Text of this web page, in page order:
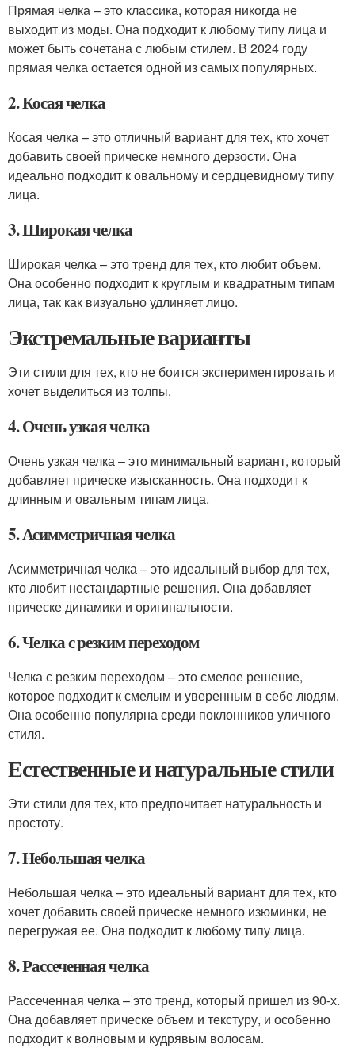
Прямая челка – это классика, которая никогда не
выходит из моды. Она подходит к любому типу лица и
может быть сочетана с любым стилем. В 2024 году
прямая челка остается одной из самых популярных.
2. Косая челка
Косая челка – это отличный вариант для тех, кто хочет
добавить своей прическе немного дерзости. Она
идеально подходит к овальному и сердцевидному типу
лица.
3. Широкая челка
Широкая челка – это тренд для тех, кто любит объем.
Она особенно подходит к круглым и квадратным типам
лица, так как визуально удлиняет лицо.
Экстремальные варианты
Эти стили для тех, кто не боится экспериментировать и
хочет выделиться из толпы.
4. Очень узкая челка
Очень узкая челка – это минимальный вариант, который
добавляет прическе изысканность. Она подходит к
длинным и овальным типам лица.
5. Асимметричная челка
Асимметричная челка – это идеальный выбор для тех,
кто любит нестандартные решения. Она добавляет
прическе динамики и оригинальности.
6. Челка с резким переходом
Челка с резким переходом – это смелое решение,
которое подходит к смелым и уверенным в себе людям.
Она особенно популярна среди поклонников уличного
стиля.
Естественные и натуральные стили
Эти стили для тех, кто предпочитает натуральность и
простоту.
7. Небольшая челка
Небольшая челка – это идеальный вариант для тех, кто
хочет добавить своей прическе немного изюминки, не
перегружая ее. Она подходит к любому типу лица.
8. Рассеченная челка
Рассеченная челка – это тренд, который пришел из 90-х.
Она добавляет прическе объем и текстуру, и особенно
подходит к волновым и кудрявым волосам.